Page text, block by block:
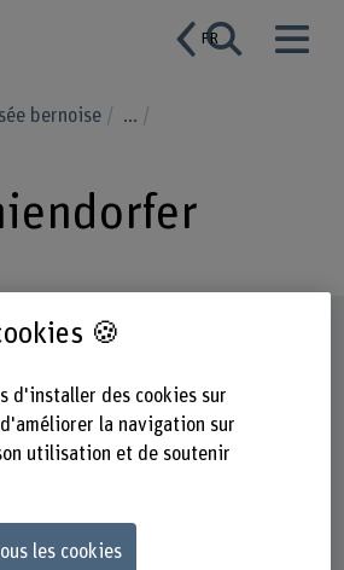
FR
bernoise ...
🍪
d'installer des cookies sur
la navigation sur
utilisation et de soutenir
les cookies